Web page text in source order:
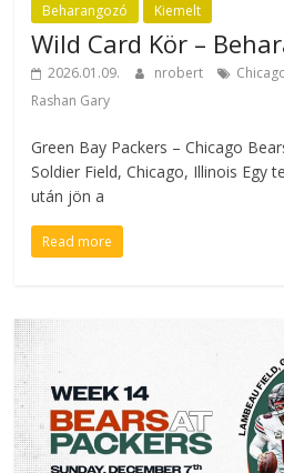
Beharangozó Kiemelt
Wild Card Kör –
2026.01.09. nrobert
Rashan Gary
Green Bay Packers – Chicago
Soldier Field, Chicago, Illinois Egy
után jön a
Read more